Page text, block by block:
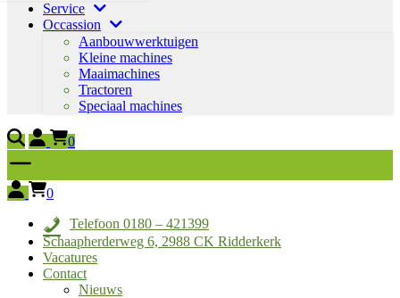
Service
Occassion
Aanbouwwerktuigen
Kleine machines
Maaimachines
Tractoren
Speciaal machines
0
0
Telefoon 0180 – 421399
Schaapherderweg 6, 2988 CK Ridderkerk
Vacatures
Contact
Nieuws